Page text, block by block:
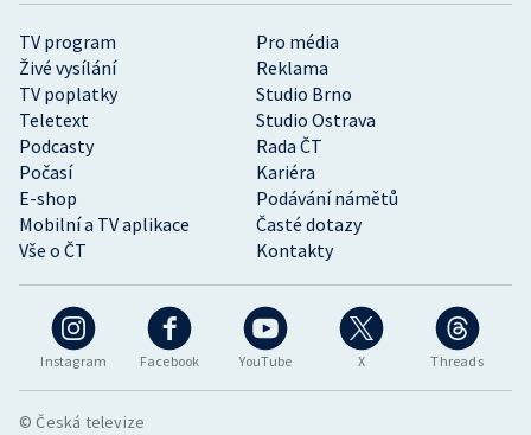
Instagram Facebook YouTube X Threads
TV program
Pro média
Živé vysílání
Reklama
TV poplatky
Studio Brno
Teletext
Studio Ostrava
Podcasty
Rada ČT
Počasí
Kariéra
E-shop
Podávání námětů
Mobilní a TV aplikace
Časté dotazy
Vše o ČT
Kontakty
© Česká televize